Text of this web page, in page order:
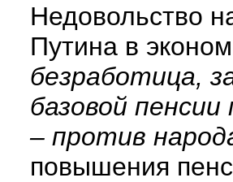
Недовольство
Путина в
безработица,
базовой
– против
повышения